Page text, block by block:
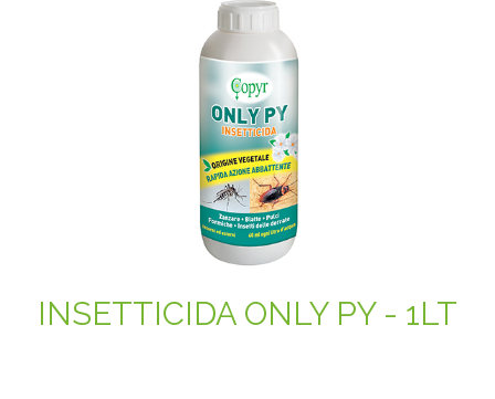
INSETTICIDA ONLY PY - 1LT